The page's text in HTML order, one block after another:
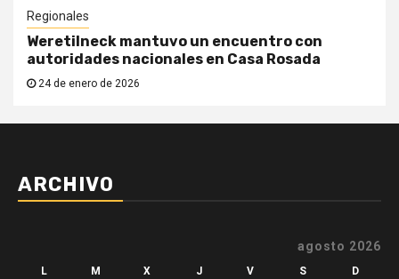
Regionales
Weretilneck mantuvo un encuentro con
autoridades nacionales en Casa Rosada
24 de enero de 2026
ARCHIVO
agosto 2026
L M X J V S D